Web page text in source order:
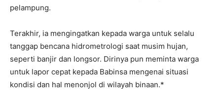
pelampung.
Terakhir, ia mengingatkan kepada warga untuk selalu
tanggap bencana hidrometrologi saat musim hujan,
seperti banjir dan longsor. Dirinya pun meminta warga
untuk lapor cepat kepada Babinsa mengenai situasi
kondisi dan hal menonjol di wilayah binaan.*